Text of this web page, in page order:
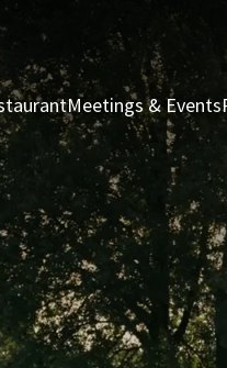
Meetings & Events